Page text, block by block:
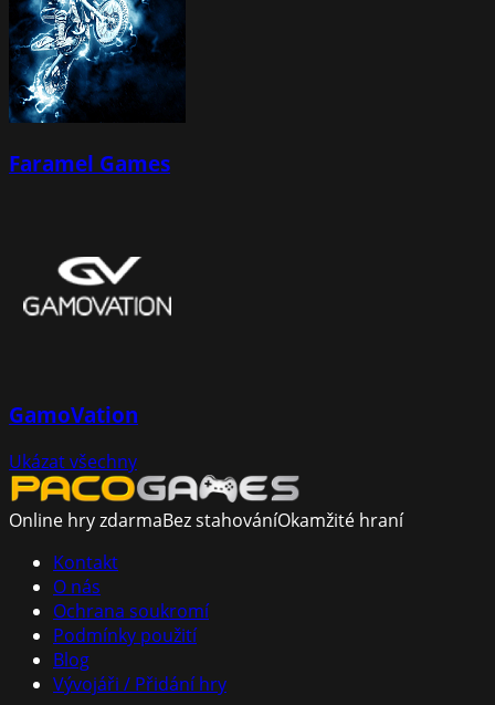
Faramel Games
GamoVation
Ukázat všechny
Online hry zdarmaBez stahováníOkamžité hraní
Kontakt
O nás
Ochrana soukromí
Podmínky použití
Blog
Vývojáři / Přidání hry